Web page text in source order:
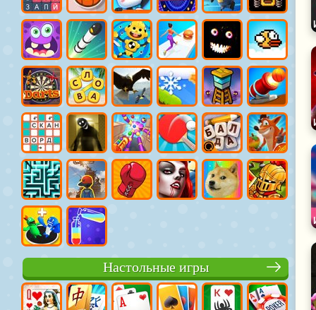
Настольные игры